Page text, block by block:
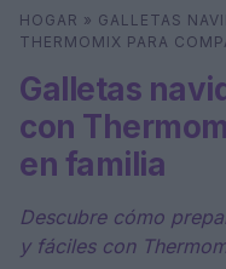
Buscar
HOGAR » GALLETAS
THERMOMIX PARA
Galletas
con
en familia
Descubre cómo
y fáciles con